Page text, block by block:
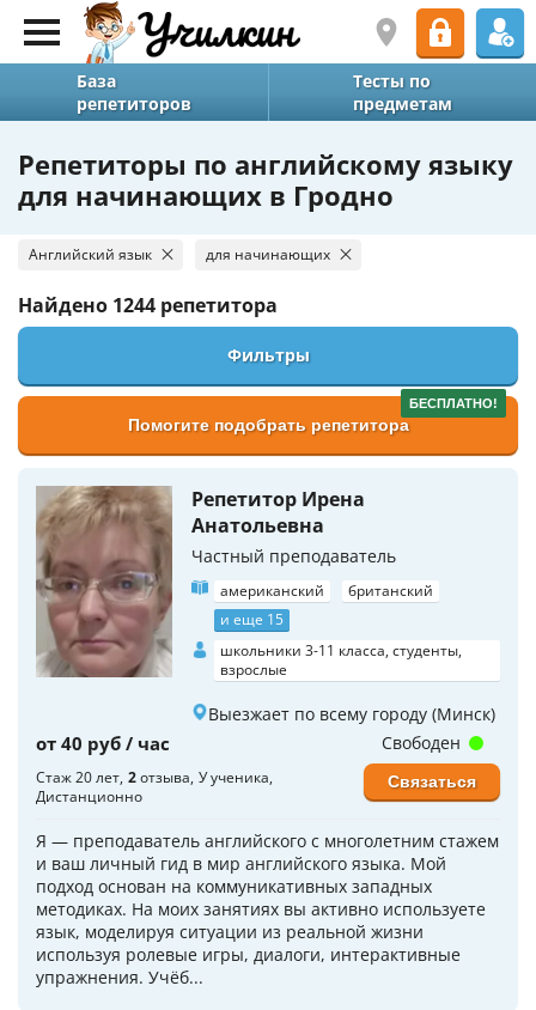
База
репетиторов
Тесты по
предметам
Репетиторы по английскому языку
для начинающих в Гродно
Английский язык для начинающих
Найдено 1244 репетитора
Фильтры
БЕСПЛАТНО!
Помогите подобрать репетитора
Репетитор Ирена
Анатольевна
Частный преподаватель
американский
британский
и еще 15
школьники 3-11 класса, студенты,
взрослые
Выезжает по всему городу (Минск)
от 40 руб / час
Стаж 20 лет 2отзыва У ученика
Дистанционно
Я — преподаватель английского с многолетним стажем
и ваш личный гид в мир английского языка. Мой
подход основан на коммуникативных западных
методиках. На моих занятиях вы активно используете
язык, моделируя ситуации из реальной жизни
используя ролевые игры, диалоги, интерактивные
упражнения. Учёб...
Свободен
Связаться